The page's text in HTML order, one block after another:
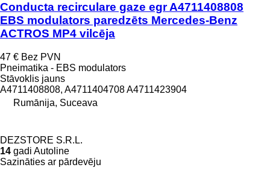
Conducta recirculare gaze egr A4711408808
EBS modulators paredzēts Mercedes-Benz
ACTROS MP4 vilcēja
47 € Bez PVN
Pneimatika - EBS modulators
Stāvoklis jauns
A4711408808, A4711404708 A4711423904
Rumānija, Suceava
DEZSTORE S.R.L.
14 gadi Autoline
Sazināties ar pārdevēju